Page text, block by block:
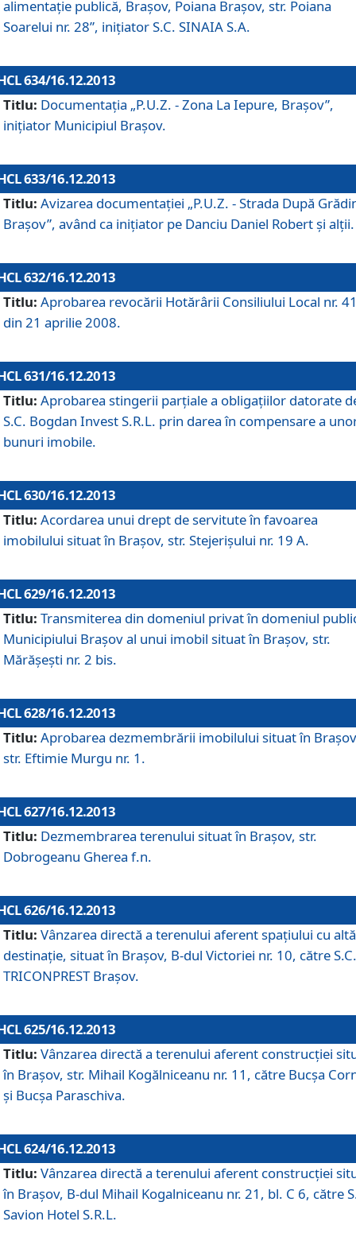
alimentaţie publică, Braşov, Poiana Braşov, str. Poiana
Soarelui nr. 28”, iniţiator S.C. SINAIA S.A.
634/16.12.2013
Titlu: Documentaţia „P.U.Z. - Zona La Iepure, Braşov”,
iniţiator Municipiul Braşov.
633/16.12.2013
Titlu: Avizarea documentaţiei „P.U.Z. - Strada După
Braşov”, având ca iniţiator pe Danciu Daniel Robert şi alţii.
632/16.12.2013
Titlu: Aprobarea revocării Hotărârii Consiliului Local nr.
din 21 aprilie 2008.
631/16.12.2013
Titlu: Aprobarea stingerii parţiale a obligaţiilor datorate
S.C. Bogdan Invest S.R.L. prin darea în compensare a
bunuri imobile.
630/16.12.2013
Titlu: Acordarea unui drept de servitute în favoarea
imobilului situat în Braşov, str. Stejerişului nr. 19 A.
629/16.12.2013
Titlu: Transmiterea din domeniul privat în domeniul
Municipiului Braşov al unui imobil situat în Braşov, str.
Mărăşeşti nr. 2 bis.
628/16.12.2013
Titlu: Aprobarea dezmembrării imobilului situat în
str. Eftimie Murgu nr. 1.
627/16.12.2013
Titlu: Dezmembrarea terenului situat în Braşov, str.
Dobrogeanu Gherea f.n.
626/16.12.2013
Titlu: Vânzarea directă a terenului aferent spaţiului cu altă
destinaţie, situat în Braşov, B-dul Victoriei nr. 10, către S.C.
TRICONPREST Braşov.
625/16.12.2013
Titlu: Vânzarea directă a terenului aferent construcţiei
în Braşov, str. Mihail Kogălniceanu nr. 11, către Bucşa
şi Bucşa Paraschiva.
624/16.12.2013
Titlu: Vânzarea directă a terenului aferent construcţiei
în Braşov, B-dul Mihail Kogalniceanu nr. 21, bl. C 6, către
Savion Hotel S.R.L.